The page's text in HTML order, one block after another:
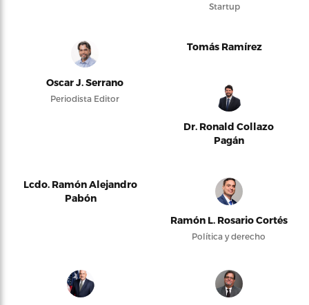
Startup
Oscar J. Serrano
Periodista Editor
Tomás Ramírez
Dr. Ronald Collazo
Pagán
Lcdo. Ramón Alejandro
Pabón
Ramón L. Rosario Cortés
Política y derecho